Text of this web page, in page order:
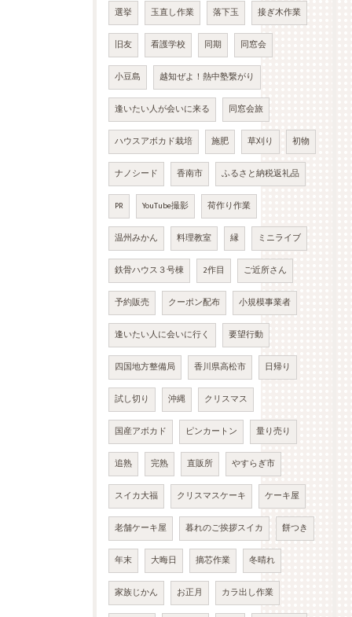
選挙 玉直し作業 落下玉 接ぎ木作業
旧友 看護学校 同期 同窓会
小豆島 越知ぜよ！熱中塾繋がり
逢いたい人が会いに来る 同窓会旅
ハウスアボカド栽培 施肥 草刈り 初物
ナノシード 香南市 ふるさと納税返礼品
PR YouTube撮影 荷作り作業
温州みかん 料理教室 縁 ミニライブ
鉄骨ハウス３号棟 2作目 ご近所さん
予約販売 クーポン配布 小規模事業者
逢いたい人に会いに行く 要望行動
四国地方整備局 香川県高松市 日帰り
試し切り 沖縄 クリスマス
国産アボカド ピンカートン 量り売り
追熟 完熟 直販所 やすらぎ市
スイカ大福 クリスマスケーキ ケーキ屋
老舗ケーキ屋 暮れのご挨拶スイカ 餅つき
年末 大晦日 摘芯作業 冬晴れ
家族じかん お正月 カラ出し作業